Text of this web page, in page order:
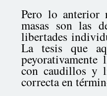
Pero lo anterior
masas son las
libertades
La tesis que
peyorativamente
con caudillos y
correcta en